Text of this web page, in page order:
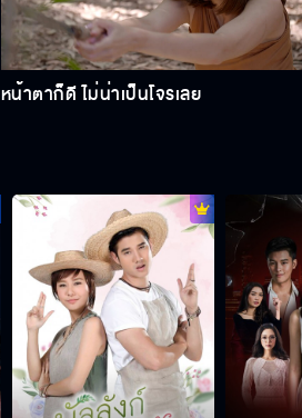
หน้าตาก็ดี ไม่น่าเป็นโจรเลย